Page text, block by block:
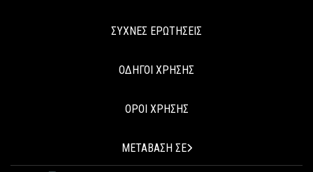
ΣΥΧΝΕΣ ΕΡΩΤΗΣΕΙΣ
ΟΔΗΓΟΙ ΧΡΗΣΗΣ
ΟΡΟΙ ΧΡΗΣΗΣ
ΜΕΤΑΒΑΣΗ ΣΕ